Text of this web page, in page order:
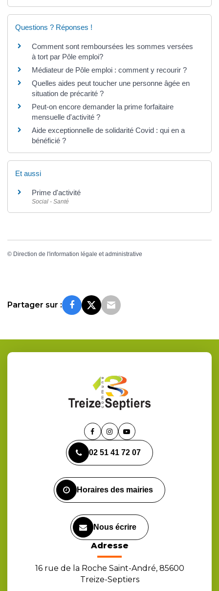
Questions ? Réponses !
Comment sont remboursées les sommes versées
à tort par Pôle emploi?
Médiateur de Pôle emploi : comment y recourir ?
Quelles aides peut toucher une personne âgée en
situation de précarité ?
Peut-on encore demander la prime forfaitaire
mensuelle d'activité ?
Aide exceptionnelle de solidarité Covid : qui en a
bénéficié ?
Et aussi
Prime d'activité
Social - Santé
© Direction de l'information légale et administrative
Partager sur :
Lien
le
compte
Lien
le
compte
Lien
la
chaîne
02 51 41 72 07
Horaires des mairies
Nous écrire
Adresse
16 rue de la Roche Saint-André, 85600
Treize-Septiers